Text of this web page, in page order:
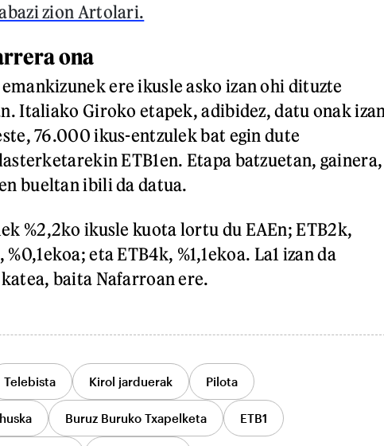
zion Artolari.
ona
ere ikusle asko izan ohi dituzte
Italiako Giroko etapek, adibidez, datu onak
76.000 ikus-entzulek bat egin dute
ETB1en. Etapa batzuetan, gainera,
bueltan ibili da datua.
%2,2ko ikusle kuota lortu du EAEn; ETB2k,
eta ETB4k, %1,1ekoa. La1 izan da
baita Nafarroan ere.
Telebista Kirol jarduerak Pilota
Buruz Buruko Txapelketa ETB1